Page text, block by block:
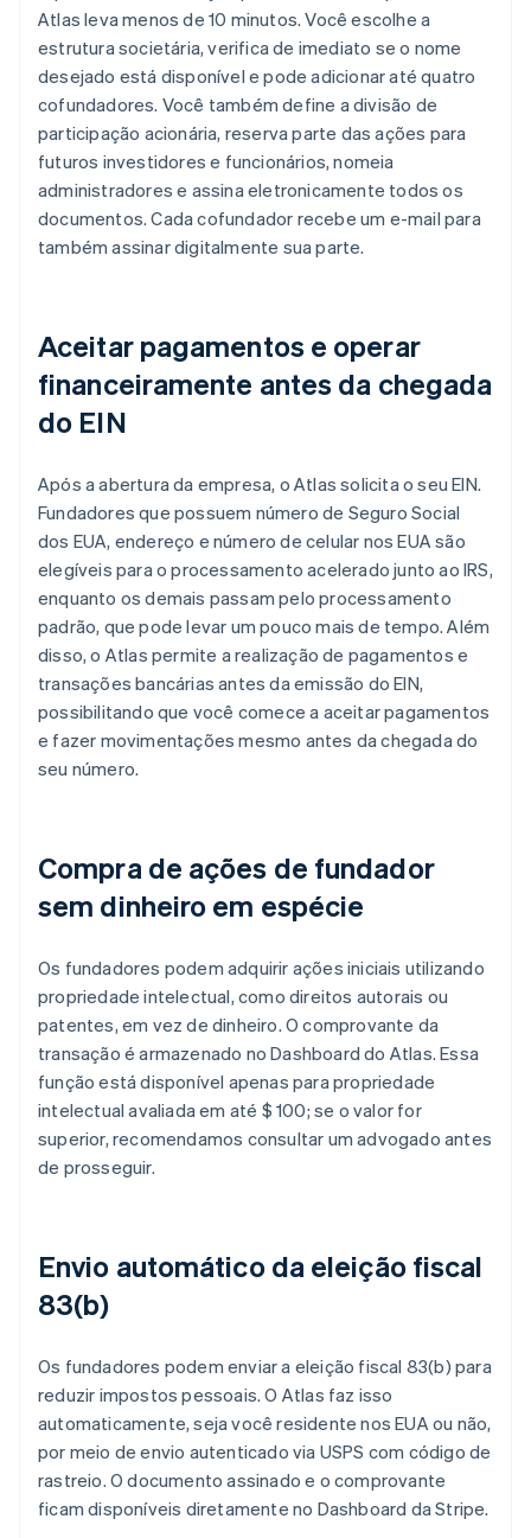
Atlas leva menos de 10 minutos. Você escolhe a
estrutura societária, verifica de imediato se o nome
desejado está disponível e pode adicionar até quatro
cofundadores. Você também define a divisão de
participação acionária, reserva parte das ações para
futuros investidores e funcionários, nomeia
administradores e assina eletronicamente todos os
documentos. Cada cofundador recebe um e-mail para
também assinar digitalmente sua parte.
Aceitar pagamentos e operar
financeiramente antes da chegada
do EIN
Após a abertura da empresa, o Atlas solicita o seu EIN.
Fundadores que possuem número de Seguro Social
dos EUA, endereço e número de celular nos EUA são
elegíveis para o processamento acelerado junto ao IRS,
enquanto os demais passam pelo processamento
padrão, que pode levar um pouco mais de tempo. Além
disso, o Atlas permite a realização de pagamentos e
transações bancárias antes da emissão do EIN,
possibilitando que você comece a aceitar pagamentos
e fazer movimentações mesmo antes da chegada do
seu número.
Compra de ações de fundador
sem dinheiro em espécie
Os fundadores podem adquirir ações iniciais utilizando
propriedade intelectual, como direitos autorais ou
patentes, em vez de dinheiro. O comprovante da
transação é armazenado no Dashboard do Atlas. Essa
função está disponível apenas para propriedade
intelectual avaliada em até $ 100; se o valor for
superior, recomendamos consultar um advogado antes
de prosseguir.
Envio automático da eleição fiscal
83(b)
Os fundadores podem enviar a eleição fiscal 83(b) para
reduzir impostos pessoais. O Atlas faz isso
automaticamente, seja você residente nos EUA ou não,
por meio de envio autenticado via USPS com código de
rastreio. O documento assinado e o comprovante
ficam disponíveis diretamente no Dashboard da Stripe.